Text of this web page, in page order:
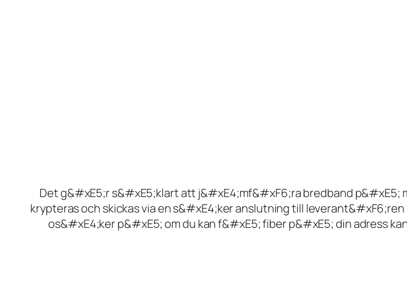
Det g&#xE5;r s&#xE5;klart att j&#xE4;mf&#xF6;ra bredband
krypteras och skickas via en s&#xE4;ker anslutning till
os&#xE4;ker p&#xE5; om du kan f&#xE5; fiber p&#xE5; din adress